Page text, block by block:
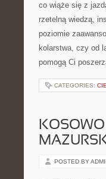
co wiąże się z
rzetelną wiedzą,
poziomie
kolarstwa, czy od
pomogą Ci
CATEGORIES:
POSTED BY